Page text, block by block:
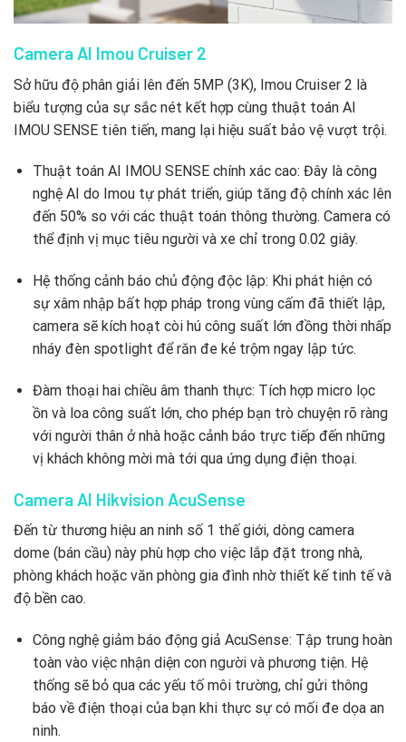
Camera AI Imou Cruiser 2
Sở hữu độ phân giải lên đến 5MP (3K), Imou Cruiser 2 là
biểu tượng của sự sắc nét kết hợp cùng thuật toán AI
IMOU SENSE tiên tiến, mang lại hiệu suất bảo vệ vượt trội.
Thuật toán AI IMOU SENSE chính xác cao: Đây là công
nghệ AI do Imou tự phát triển, giúp tăng độ chính xác lên
đến 50% so với các thuật toán thông thường. Camera có
thể định vị mục tiêu người và xe chỉ trong 0.02 giây.
Hệ thống cảnh báo chủ động độc lập: Khi phát hiện có
sự xâm nhập bất hợp pháp trong vùng cấm đã thiết lập,
camera sẽ kích hoạt còi hú công suất lớn đồng thời nhấp
nháy đèn spotlight để răn đe kẻ trộm ngay lập tức.
Đàm thoại hai chiều âm thanh thực: Tích hợp micro lọc
ồn và loa công suất lớn, cho phép bạn trò chuyện rõ ràng
với người thân ở nhà hoặc cảnh báo trực tiếp đến những
vị khách không mời mà tới qua ứng dụng điện thoại.
Camera AI Hikvision AcuSense
Đến từ thương hiệu an ninh số 1 thế giới, dòng camera
dome (bán cầu) này phù hợp cho việc lắp đặt trong nhà,
phòng khách hoặc văn phòng gia đình nhờ thiết kế tinh tế và
độ bền cao.
Công nghệ giảm báo động giả AcuSense: Tập trung hoàn
toàn vào việc nhận diện con người và phương tiện. Hệ
thống sẽ bỏ qua các yếu tố môi trường, chỉ gửi thông
báo về điện thoại của bạn khi thực sự có mối đe dọa an
ninh.